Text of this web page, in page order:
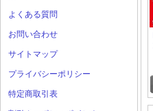
よくある質問
お問い合わせ
サイトマップ
プライバシーポリシー
特定商取引表